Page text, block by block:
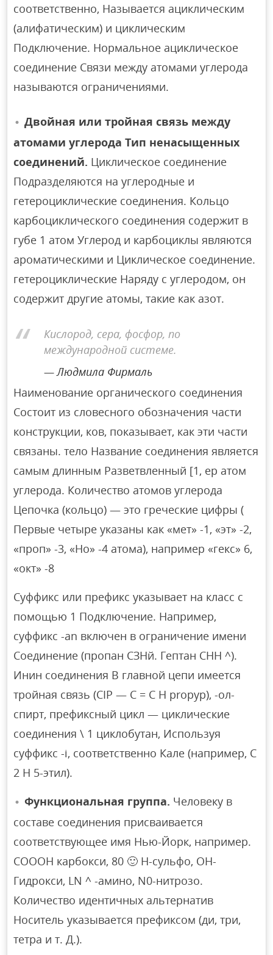
соответственно, Называется ациклическим
(алифатическим) и циклическим
Подключение. Нормальное ациклическое
соединение Связи между атомами углерода
называются ограничениями.
Двойная или тройная связь между
атомами углерода Тип ненасыщенных
соединений. Циклическое соединение
Подразделяются на углеродные и
гетероциклические соединения. Кольцо
карбоциклического соединения содержит в
губе 1 атом Углерод и карбоциклы являются
ароматическими и Циклическое соединение.
гетероциклические Наряду с углеродом, он
содержит другие атомы, такие как азот.
Кислород, сера, фосфор, по
международной системе.
Людмила Фирмаль
Наименование органического соединения
Состоит из словесного обозначения части
конструкции, ков, показывает, как эти части
связаны. тело Название соединения является
самым длинным Разветвленный [1, ep атом
углерода. Количество атомов углерода
Цепочка (кольцо) — это греческие цифры (
Первые четыре указаны как «мет» -1, «эт» -2,
«проп» -3, «Но» -4 атома), например «гекс» 6,
«окт» -8
Суффикс или префикс указывает на класс с
помощью 1 Подключение. Например,
суффикс -an включен в ограничение имени
Соединение (пропан СЗНй. Гептан СНН ^).
Инин соединения В главной цепи имеется
тройная связь (CIP — C = C H propyp), -ол-
спирт, префиксный цикл — циклические
соединения \ 1 циклобутан, Используя
суффикс -i, соответственно Кале (например, C
2 H 5-этил).
Функциональная группа. Человеку в
составе соединения присваивается
соответствующее имя Нью-Йорк, например.
СОООН карбокси, 80 🙂 Н-сульфо, ОН-
Гидрокси, LN ^ -амино, N0-нитрозо.
Количество идентичных альтернатив
Носитель указывается префиксом (ди, три,
тетра и т. Д.).